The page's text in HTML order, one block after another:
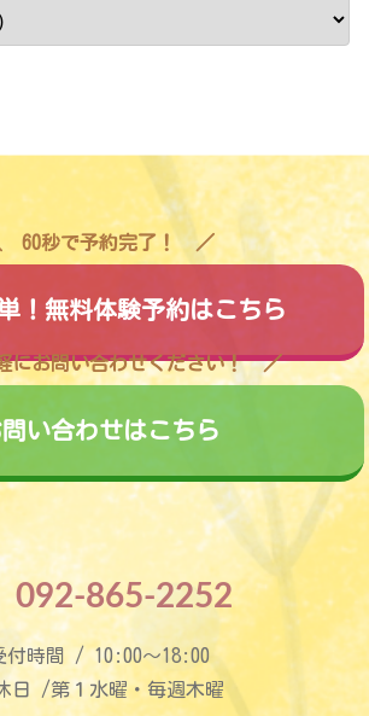
60秒で予約完了！
単！無料体験予約はこちら
にお問い合わせください！
問い合わせはこちら
092-865-2252
付時間 / 10:00〜18:00
日 /第１水曜・毎週木曜